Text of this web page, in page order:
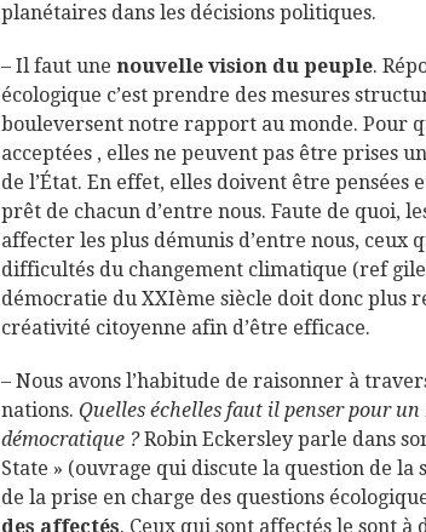
planétaires dans les décisions politiques.
– Il faut une nouvelle vision du peuple.
écologique c’est prendre des mesures
bouleversent notre rapport au monde. Pour
acceptées , elles ne peuvent pas être prises
de l’État. En effet, elles doivent être pensées
prêt de chacun d’entre nous. Faute de quoi,
affecter les plus démunis d’entre nous, ceux
difficultés du changement climatique (ref
démocratie du XXIème siècle doit donc plus
créativité citoyenne afin d’être efficace.
– Nous avons l’habitude de raisonner à
nations. Quelles échelles faut il penser pour un
démocratique ?Robin Eckersley parle dans
State » (ouvrage qui discute la question de la
de la prise en charge des questions
des affectés. Ceux qui sont affectés le sont à